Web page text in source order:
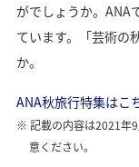
がでしょうか。ANA
ています。「芸術の
か。
ANA秋旅行特集はこ
記載の内容は2021年
意ください。